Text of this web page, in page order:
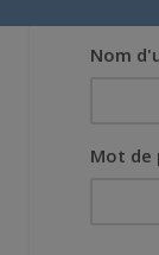
Nom
Mot de